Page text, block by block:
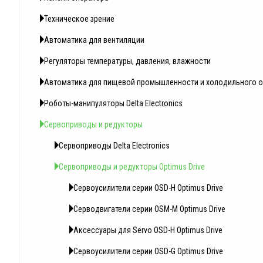
Техническое зрение
Автоматика для вентиляции
Регуляторы температуры, давления, влажности
Автоматика для пищевой промышленности и холодильного
Роботы-манипуляторы Delta Electronics
Сервоприводы и редукторы
Сервоприводы Delta Electronics
Сервоприводы и редукторы Optimus Drive
Сервоусилители серии OSD-H Optimus Drive
Серводвигатели серии OSM-M Optimus Drive
Аксессуары для Servo OSD-H Optimus Drive
Сервоусилители серии OSD-G Optimus Drive